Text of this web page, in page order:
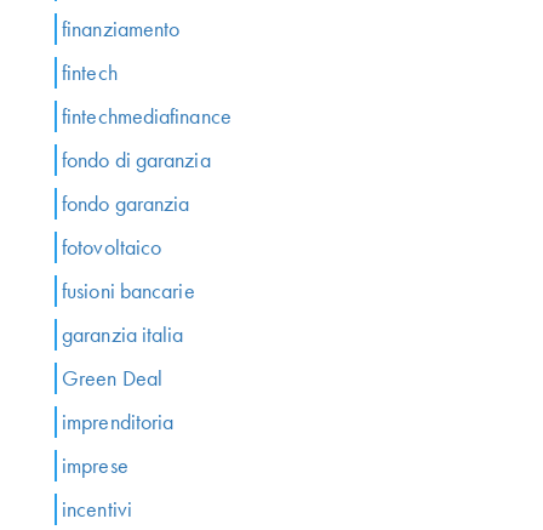
finanziamento
fintech
fintechmediafinance
fondo di garanzia
fondo garanzia
fotovoltaico
fusioni bancarie
garanzia italia
Green Deal
imprenditoria
imprese
incentivi